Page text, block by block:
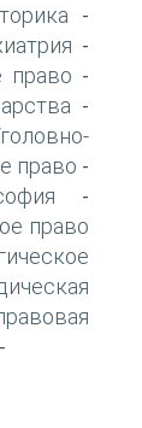
-
-
право -
-
право -
-
право
-